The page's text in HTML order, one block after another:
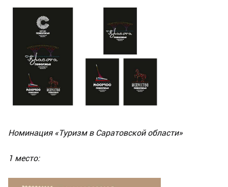
Номинация «Туризм в Саратовской области»
1 место: